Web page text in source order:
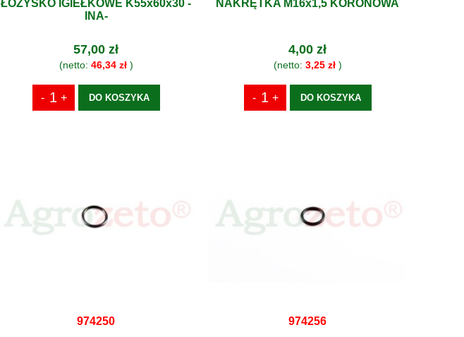
ŁOŻYSKO IGIEŁKOWE K55x60x30 -
INA-
57,00 zł
(netto: 46,34 zł)
DO KOSZYKA
NAKRĘTKA M16x1,5 KORONOWA
4,00 zł
(netto: 3,25 zł)
DO KOSZYKA
974250
974256